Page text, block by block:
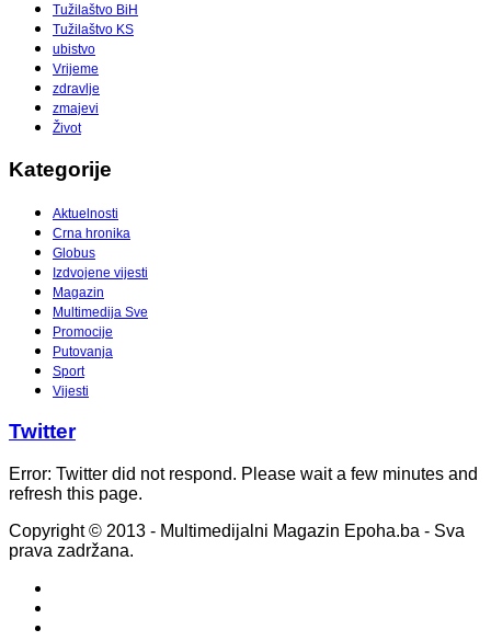
Tužilaštvo BiH
Tužilaštvo KS
ubistvo
Vrijeme
zdravlje
zmajevi
Život
Kategorije
Aktuelnosti
Crna hronika
Globus
Izdvojene vijesti
Magazin
Multimedija Sve
Promocije
Putovanja
Sport
Vijesti
Twitter
Error: Twitter did not respond. Please wait a few minutes and
refresh this page.
Copyright © 2013 - Multimedijalni Magazin Epoha.ba - Sva
prava zadržana.